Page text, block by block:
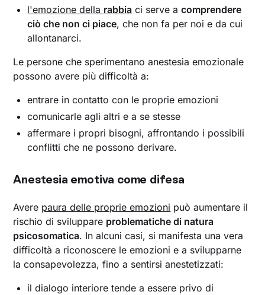
l'emozione della rabbia ci serve acomprendere
ciò che non ci piace, che non fa per noi e da cui
allontanarci.
Le persone che sperimentano anestesia emozionale
possono avere più difficoltà a:
entrare in contatto con le proprie emozioni
comunicarle agli altri e a se stesse
affermare i propri bisogni, affrontando i possibili
conflitti che ne possono derivare.
Anestesia emotiva come difesa
Avere paura delle proprie emozioni può aumentare il
rischio di sviluppare problematiche di natura
psicosomatica. In alcuni casi, si manifesta una vera
difficoltà a riconoscere le emozioni e a svilupparne
la consapevolezza, fino a sentirsi anestetizzati:
il dialogo interiore tende a essere privo di